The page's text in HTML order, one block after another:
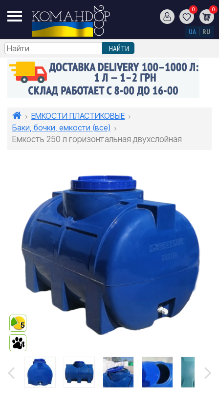
0 0
UA RU
ЕМКОСТИ ПЛАСТИКОВЫЕ
Баки, бочки, емкости (все)
Емкость 250 л горизонтальная двухслойная
5
4